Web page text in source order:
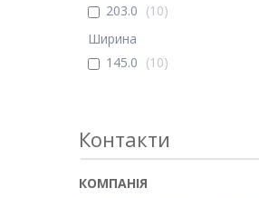
203.0
10
Ширина
145.0
10
Контакти